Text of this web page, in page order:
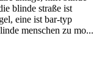
blinde straße ist
eine ist bar-typ
menschen zu mo...